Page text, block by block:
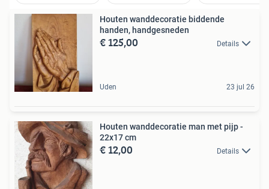
Houten wanddecoratie biddende
handen, handgesneden
€ 125,00 Details
Uden 23 jul 26
Houten wanddecoratie man met pijp -
22x17 cm
€ 12,00 Details